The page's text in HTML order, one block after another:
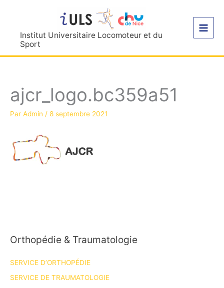
contenuInstitut Universitaire Locomoteur et du
Sport
ajcr_logo.bc359a51
Par Admin / 8 septembre 2021
Orthopédie & Traumatologie
SERVICE D’ORTHOPÉDIE
SERVICE DE TRAUMATOLOGIE